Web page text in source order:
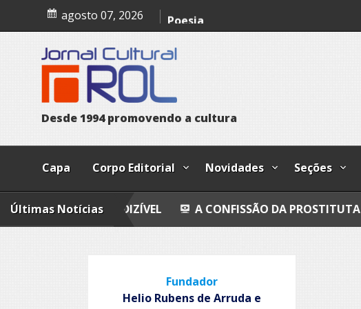
content
agosto 07, 2026
Trust
Poesia
Esferas, petroglifos y calzadas
Desde1994 promovendo a cultura
Capa Corpo Editorial Novidades Seções
Últimas Notícias
DO INDIZÍVEL A CONFISSÃO DA PROSTITUTA I TRUST
Fundador
Helio Rubens de Arruda e